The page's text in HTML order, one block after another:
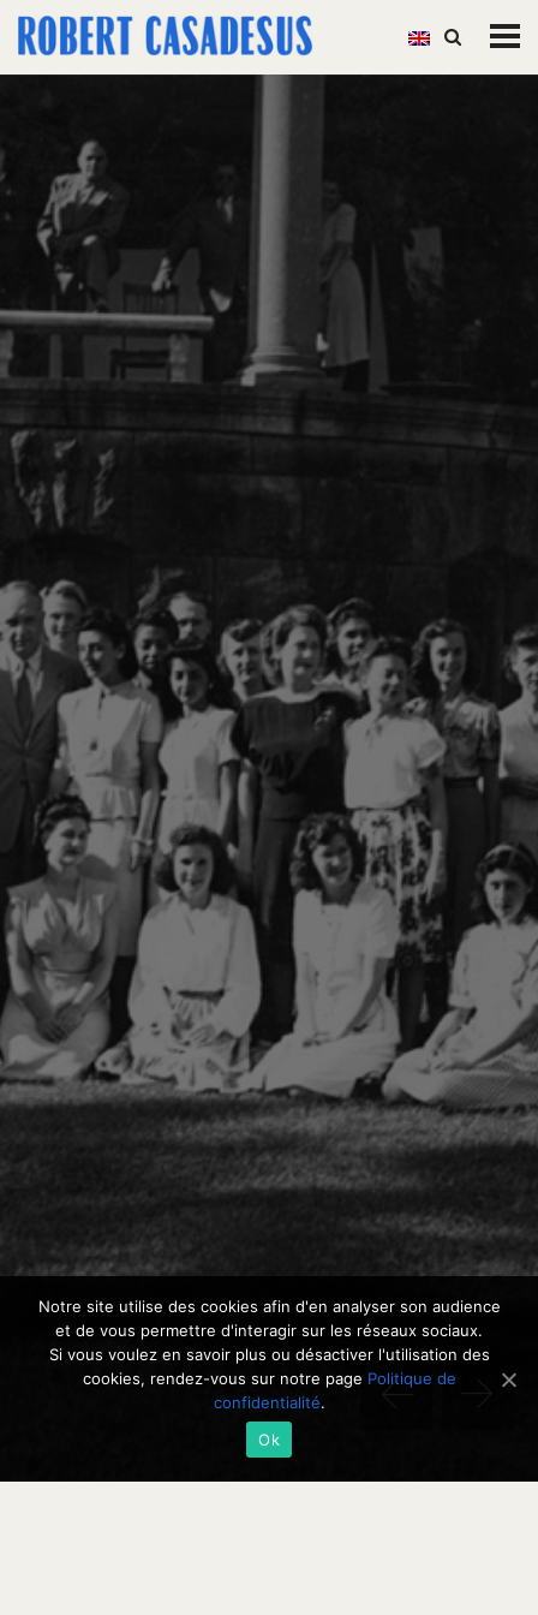
Notre site utilise des cookies afin d'en analyser son audience
et de vous permettre d'interagir sur les réseaux sociaux.
Si vous voulez en savoir plus ou désactiver l'utilisation des
cookies, rendez-vous sur notre page Politique de
confidentialité.
Ok